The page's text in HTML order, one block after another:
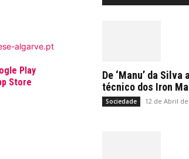
algarve.pt
De ‘Manu’ da
técnico dos Iron
Sociedade 12 de Abril de